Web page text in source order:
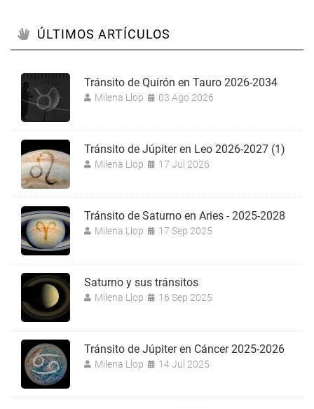
ÚLTIMOS ARTÍCULOS
Tránsito de Quirón en Tauro 2026-2034
Milena Llop 03 Ago 2026
Tránsito de Júpiter en Leo 2026-2027 (1)
Milena Llop 17 Jul 2026
Tránsito de Saturno en Aries - 2025-2028
Milena Llop 17 Sep 2025
Saturno y sus tránsitos
Milena Llop 16 Sep 2025
Tránsito de Júpiter en Cáncer 2025-2026
Milena Llop 14 Jul 2025